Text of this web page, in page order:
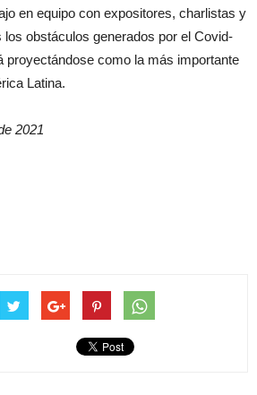
en equipo con expositores, charlistas y
los obstáculos generados por el Covid-
proyectándose como la más importante
Latina.
2021